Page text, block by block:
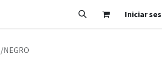
Iniciar
NEGRO